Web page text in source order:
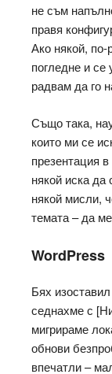
не съм
правя
Ако някой, по-
погледне и
радвам да го
Също така,
които ми се
презентация
някой иска
някой мисли,
темата – да
WordPress
Бях
седнахме с
мигрираме
обнови
впечатли –